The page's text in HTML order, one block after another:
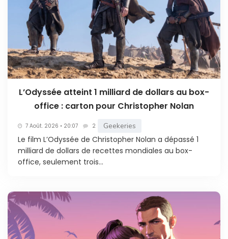
L’Odyssée atteint 1 milliard de dollars au box-
office : carton pour Christopher Nolan
7 Août. 2026 • 20:07 2 Geekeries
Le film L’Odyssée de Christopher Nolan a dépassé 1
milliard de dollars de recettes mondiales au box-
office, seulement trois...